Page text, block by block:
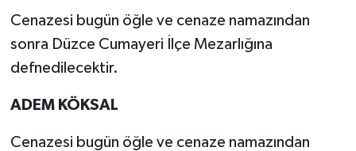
Cenazesi bugün öğle ve cenaze namazından
sonra Düzce Cumayeri İlçe Mezarlığına
defnedilecektir.
ADEM KÖKSAL
Cenazesi bugün öğle ve cenaze namazından